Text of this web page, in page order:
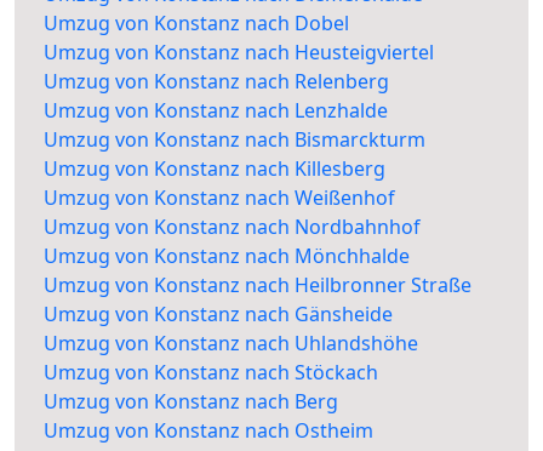
Umzug von Konstanz nach Dobel
Umzug von Konstanz nach Heusteigviertel
Umzug von Konstanz nach Relenberg
Umzug von Konstanz nach Lenzhalde
Umzug von Konstanz nach Bismarckturm
Umzug von Konstanz nach Killesberg
Umzug von Konstanz nach Weißenhof
Umzug von Konstanz nach Nordbahnhof
Umzug von Konstanz nach Mönchhalde
Umzug von Konstanz nach Heilbronner Straße
Umzug von Konstanz nach Gänsheide
Umzug von Konstanz nach Uhlandshöhe
Umzug von Konstanz nach Stöckach
Umzug von Konstanz nach Berg
Umzug von Konstanz nach Ostheim